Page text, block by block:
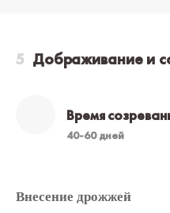
Дображивание и
Время
40-60 дней
Внесение дрожжей